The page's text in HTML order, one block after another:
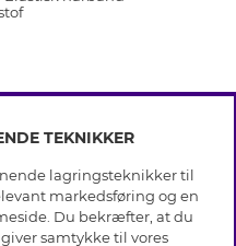
TEKNIKKER
lagringsteknikker til
markedsføring og en
Du bekræfter, at du
samtykke til vores